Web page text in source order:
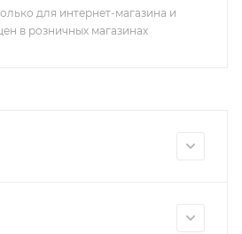
для интернет-магазина и
в розничных магазинах